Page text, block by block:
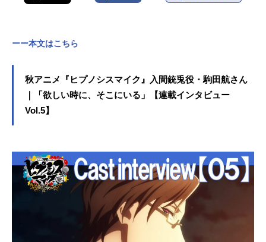
ーー本文はこちら
秋アニメ『ヒプノシスマイク』入間銃兎役・駒田航さん
｜「欲しい時に、そこにいる」【連載インタビュー
Vol.5】